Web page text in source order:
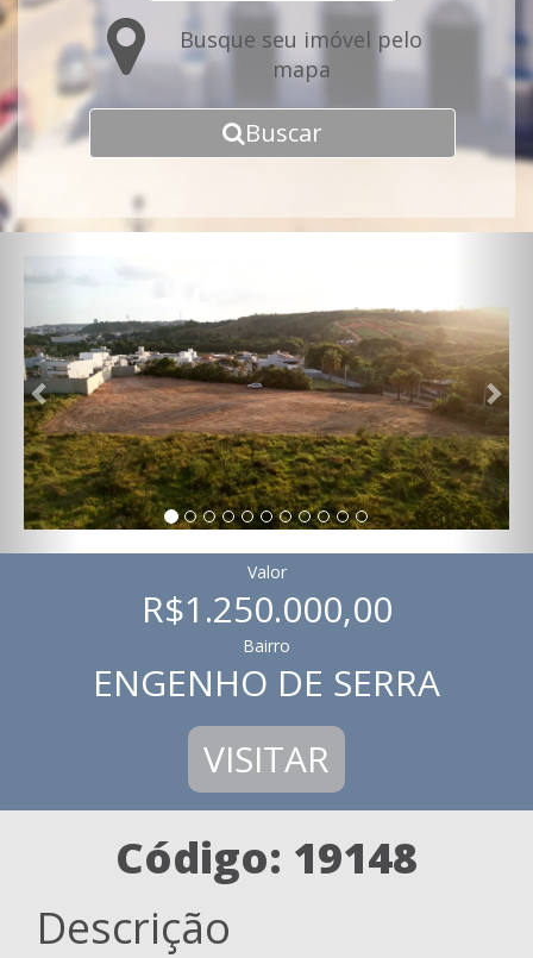
Busque seu imóvel pelo
mapa
Buscar
Valor
R$1.250.000,00
Bairro
ENGENHO DE SERRA
VISITAR
Código: 19148
Descrição